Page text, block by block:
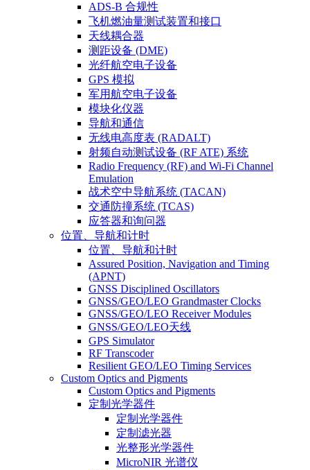
ADS-B 合规性
飞机燃油量测试装置和接口
天线耦合器
测距设备 (DME)
光纤航空电子设备
GPS 模拟
军用航空电子设备
模块化仪器
导航和通信
无线电高度表 (RADALT)
射频自动测试设备 (RF ATE) 系统
Radio Frequency (RF) and Wi-Fi Channel
Emulation
战术空中导航系统 (TACAN)
交通防撞系统 (TCAS)
应答器和询问器
位置、导航和计时
位置、导航和计时
Assured Position, Navigation and Timing
(APNT)
GNSS Disciplined Oscillators
GNSS/GEO/LEO Grandmaster Clocks
GNSS/GEO/LEO Receiver Modules
GNSS/GEO/LEO天线
GPS Simulator
RF Transcoder
Resilient GEO/LEO Timing Services
Custom Optics and Pigments
Custom Optics and Pigments
定制光学器件
定制光学器件
定制滤光器
光整形光学器件
MicroNIR 光谱仪